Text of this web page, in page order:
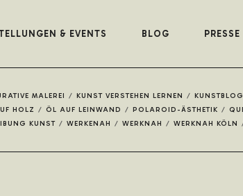
& EVENTS BLOG PRESSE
MALEREI / KUNST VERSTEHEN LERNEN /
HOLZ / ÖL AUF LEINWAND / POLAROID-ÄSTHETIK /
KUNST / WERKENAH / WERKNAH / WERKNAH KÖLN